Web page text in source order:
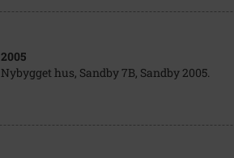
2005
Nybygget hus, Sandby 7B, Sandby 2005.